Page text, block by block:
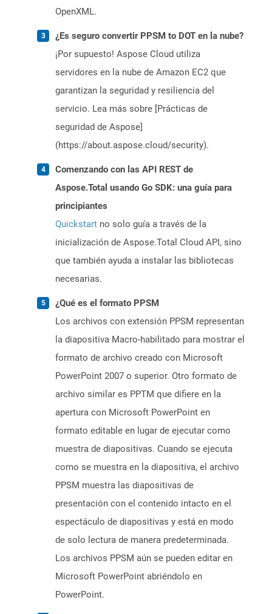
OpenXML.
¿Es seguro convertir PPSM to DOT en la nube?
¡Por supuesto! Aspose Cloud utiliza
servidores en la nube de Amazon EC2 que
garantizan la seguridad y resiliencia del
servicio. Lea más sobre [Prácticas de
seguridad de Aspose]
(https://about.aspose.cloud/security).
Comenzando con las API REST de
Aspose.Total usando Go SDK: una guía para
principiantes
Quickstart no solo guía a través de la
inicialización de Aspose.Total Cloud API, sino
que también ayuda a instalar las bibliotecas
necesarias.
¿Qué es el formato PPSM
Los archivos con extensión PPSM representan
la diapositiva Macro-habilitado para mostrar el
formato de archivo creado con Microsoft
PowerPoint 2007 o superior. Otro formato de
archivo similar es PPTM que difiere en la
apertura con Microsoft PowerPoint en
formato editable en lugar de ejecutar como
muestra de diapositivas. Cuando se ejecuta
como se muestra en la diapositiva, el archivo
PPSM muestra las diapositivas de
presentación con el contenido intacto en el
espectáculo de diapositivas y está en modo
de solo lectura de manera predeterminada.
Los archivos PPSM aún se pueden editar en
Microsoft PowerPoint abriéndolo en
PowerPoint.